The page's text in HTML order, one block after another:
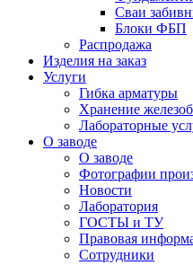
Сваи
Блоки ФБП
Распродажа
Изделия на заказ
Услуги
Гибка арматуры
Хранение
Лабораторные
О заводе
О заводе
Фотографии
Новости
Лаборатория
ГОСТЫ и ТУ
Правовая
Сотрудники